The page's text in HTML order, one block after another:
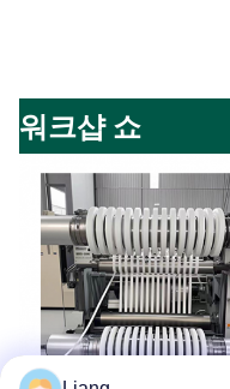
워크샵 쇼